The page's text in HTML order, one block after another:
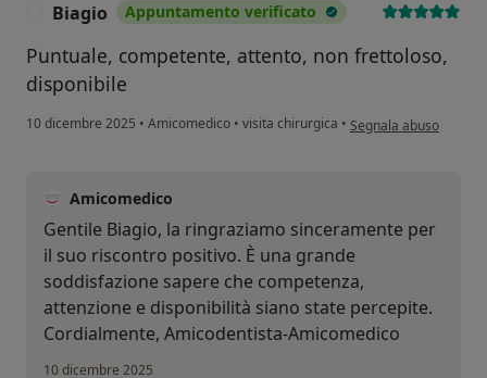
Biagio Appuntamento verificato
Puntuale, competente, attento, non frettoloso,
disponibile
10 dicembre 2025 • Amicomedico • visita chirurgica • secondo l'opinione
Segnala abuso
Amicomedico
Gentile Biagio, la ringraziamo sinceramente per
il suo riscontro positivo. È una grande
soddisfazione sapere che competenza,
attenzione e disponibilità siano state percepite.
Cordialmente, Amicodentista-Amicomedico
10 dicembre 2025